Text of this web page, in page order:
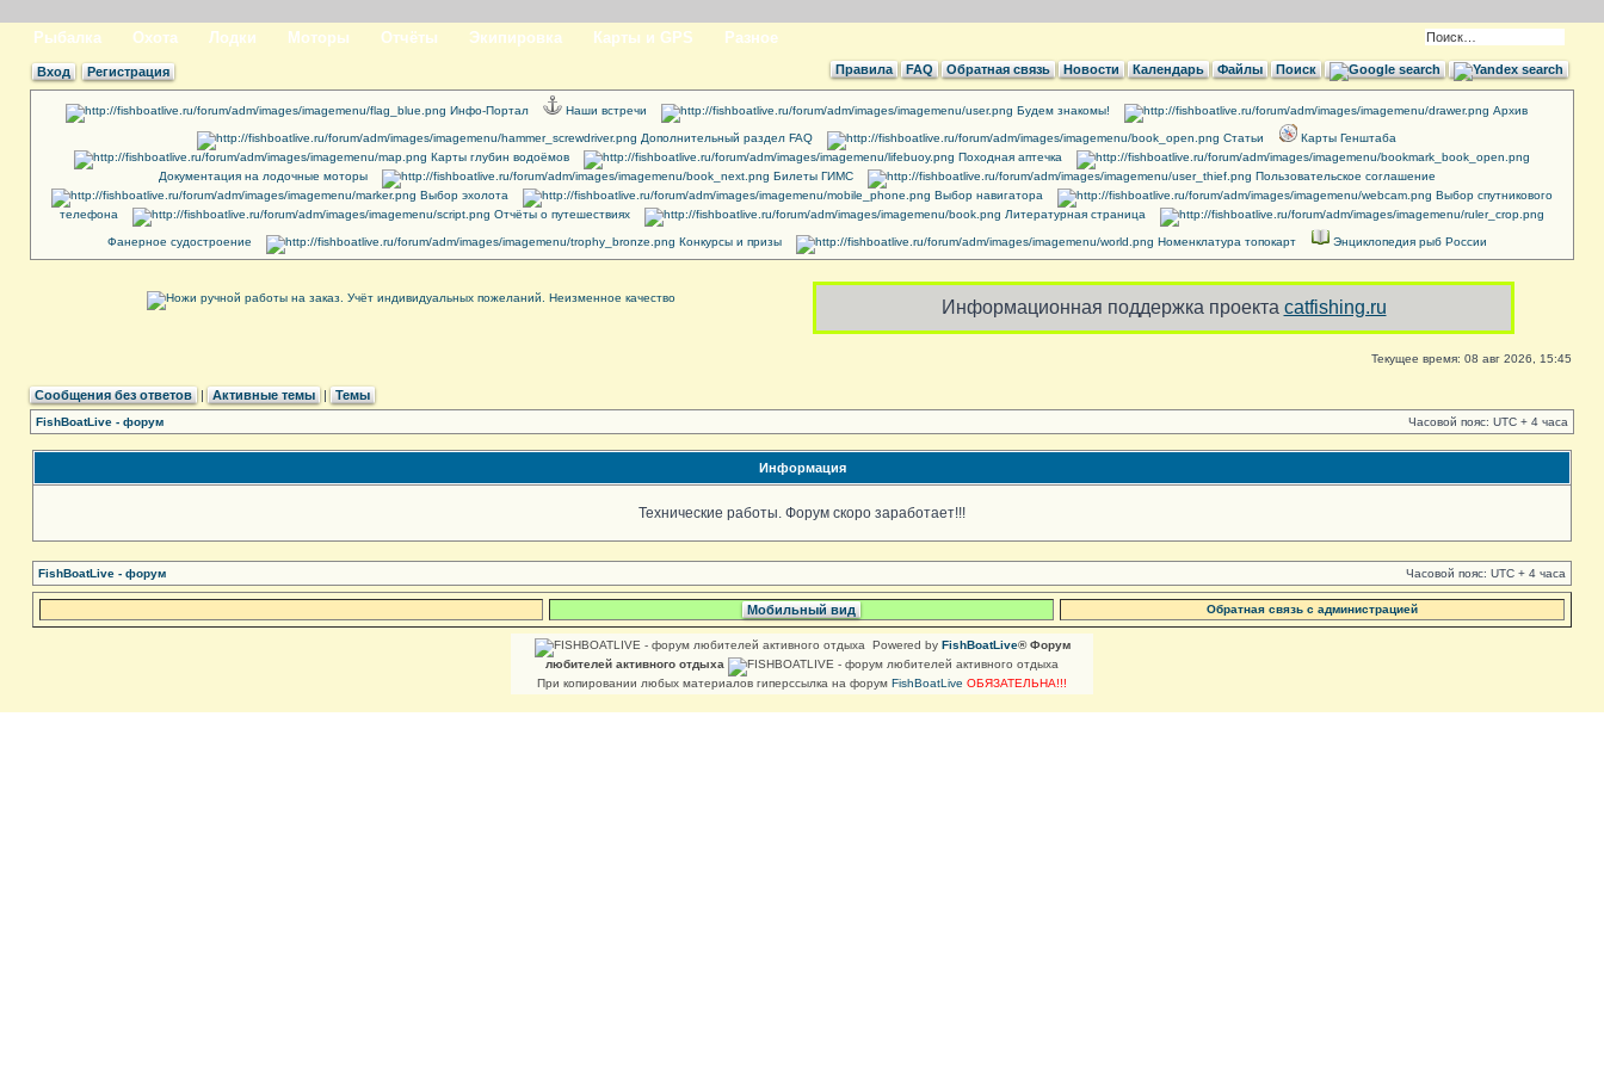
Рыбалка Охота Лодки Моторы Отчёты Экипировка Карты и GPS Разное
Вход Регистрация Правила FAQ Обратная связь Новости Календарь Файлы Поиск
Инфо-Портал Наши встречи Будем знакомы! Архив
Дополнительный раздел FAQ Cтатьи
Карты Генштаба
Карты глубин водоёмов
Походная аптечка
Документация на лодочные моторы
Билеты ГИМС
Пользовательское соглашение
Выбор эхолота
Выбор навигатора
Выбор спутникового
телефона
Отчёты о путешествиях Литературная страница
Фанерное судостроение Конкурсы и призы Номенклатура топокарт Энциклопедия рыб России
Информационная поддержка проекта catfishing.ru
Текущее время: 08 авг 2026, 15:45
Сообщения без ответов | Активные темы | Темы
FishBoatLive - форум Часовой пояс: UTC + 4 часа
Информация
Технические работы. Форум скоро заработает!!!
FishBoatLive - форум Часовой пояс: UTC + 4 часа
Мобильный вид Обратная связь с администрацией
Powered by FishBoatLive® Форум
любителей активного отдыха
При копировании любых материалов гиперссылка на форум FishBoatLive ОБЯЗАТЕЛЬНА!!!